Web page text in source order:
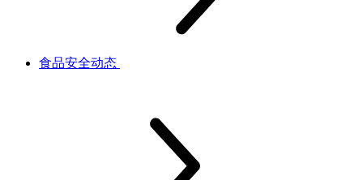
食品安全动态